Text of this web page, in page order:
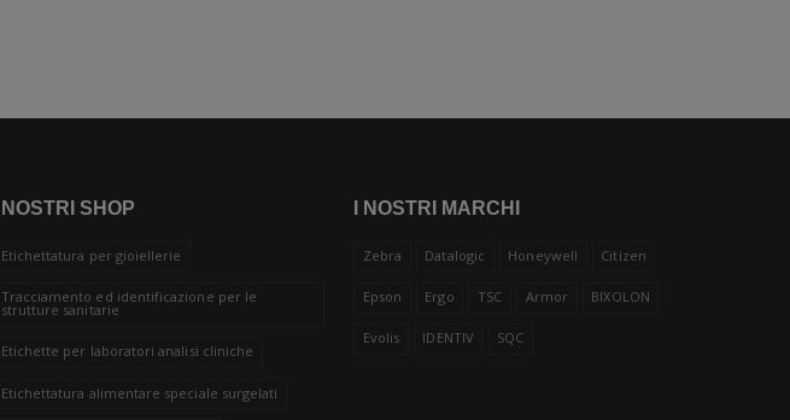
I NOSTRI SHOP
Etichettatura per gioiellerie
Tracciamento ed identificazione per le
strutture sanitarie
Etichette per laboratori analisi cliniche
Etichettatura alimentare speciale surgelati
I NOSTRI MARCHI
Zebra Datalogic Honeywell Citizen
Epson Ergo TSC Armor BIXOLON
Evolis IDENTIV SQC